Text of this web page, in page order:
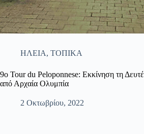
ΗΛΕΙΑ, ΤΟΠΙΚΑ
9ο Tour du Peloponnese: Εκκίνηση τη
από Αρχαία Ολυμπία
2 Οκτωβρίου, 2022